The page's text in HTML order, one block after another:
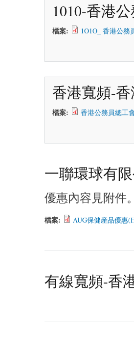
1010-香港
檔案: 1O1O_ 香港公務
香港寬頻-
檔案: 香港公務員總工
一聯環球有
優惠內容見附件
檔案: AUG保健産品優惠
有線寬頻-香